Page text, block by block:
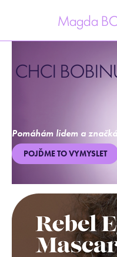
Magda
CHCI
Pomáhám lidem a
POJĎME TO VYMYSLET